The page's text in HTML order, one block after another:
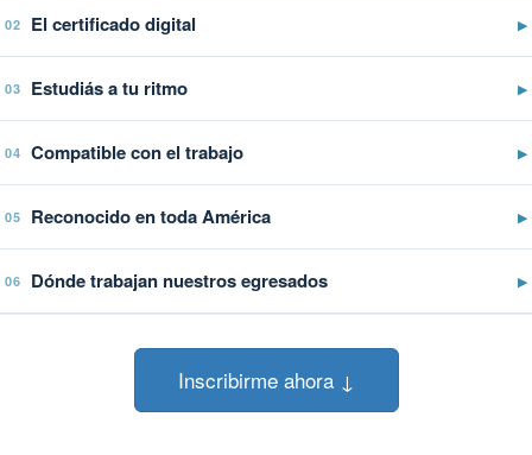
02 El certificado digital ▶
03 Estudiás a tu ritmo ▶
04 Compatible con el trabajo ▶
05 Reconocido en toda América ▶
06 Dónde trabajan nuestros egresados ▶
Inscribirme ahora ↓